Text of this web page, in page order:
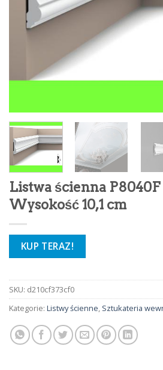
Listwa ścienna
Wysokość 10,1 cm
KUP TERAZ!
SKU: d210cf373cf0
Kategorie: Listwy ścienne, Sztukateria